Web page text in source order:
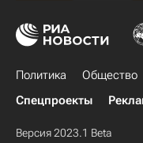
Политика Общество
Спецпроекты
Версия 2023.1 Beta